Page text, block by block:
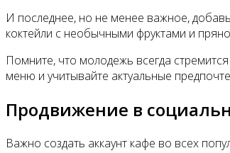
И последнее, но не менее важное,
коктейли с необычными фруктами и
Помните, что молодежь всегда
меню и учитывайте актуальные
Продвижение в
Важно создать аккаунт кафе во всех